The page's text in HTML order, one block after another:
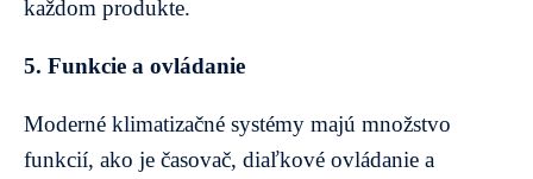
každom produkte.
5. Funkcie a ovládanie
Moderné klimatizačné systémy majú množstvo
funkcií, ako je časovač, diaľkové ovládanie a